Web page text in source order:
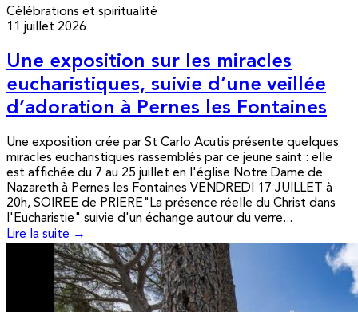
Célébrations et spiritualité
11 juillet 2026
Une exposition sur les miracles
eucharistiques, suivie d’une veillée
d’adoration à Pernes les Fontaines
Une exposition crée par St Carlo Acutis présente quelques
miracles eucharistiques rassemblés par ce jeune saint : elle
est affichée du 7 au 25 juillet en l'église Notre Dame de
Nazareth à Pernes les Fontaines VENDREDI 17 JUILLET à
20h, SOIREE de PRIERE"La présence réelle du Christ dans
l'Eucharistie" suivie d'un échange autour du verre...
Lire la suite →